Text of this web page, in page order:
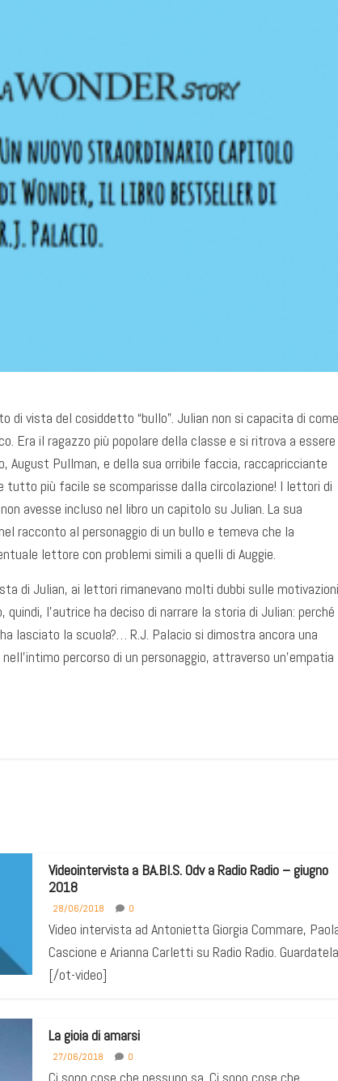
di vista del cosiddetto “bullo”. Julian non si capacita di come
Era il ragazzo più popolare della classe e si ritrova a essere
August Pullman, e della sua orribile faccia, raccapricciante
tutto più facile se scomparisse dalla circolazione! I lettori di
avesse incluso nel libro un capitolo su Julian. La sua
racconto al personaggio di un bullo e temeva che la
lettore con problemi simili a quelli di Auggie.
di Julian, ai lettori rimanevano molti dubbi sulle motivazioni
l’autrice ha deciso di narrare la storia di Julian: perché
lasciato la scuola?… R.J. Palacio si dimostra ancora una
percorso di un personaggio, attraverso un’empatia
Videointervista a BA.BI.S. Odv a Radio Radio – giugno
2018
28/06/2018 0
Video intervista ad Antonietta Giorgia Commare,
Cascione e Arianna Carletti su Radio Radio.
[/ot-video]
La gioia di amarsi
27/06/2018 0
Ci sono cose che nessuno sa. Ci sono cose che